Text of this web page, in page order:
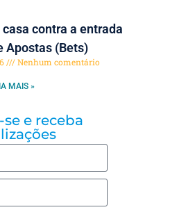
contra a entrada
Apostas (Bets)
Nenhum comentário
MAIS »
e receba